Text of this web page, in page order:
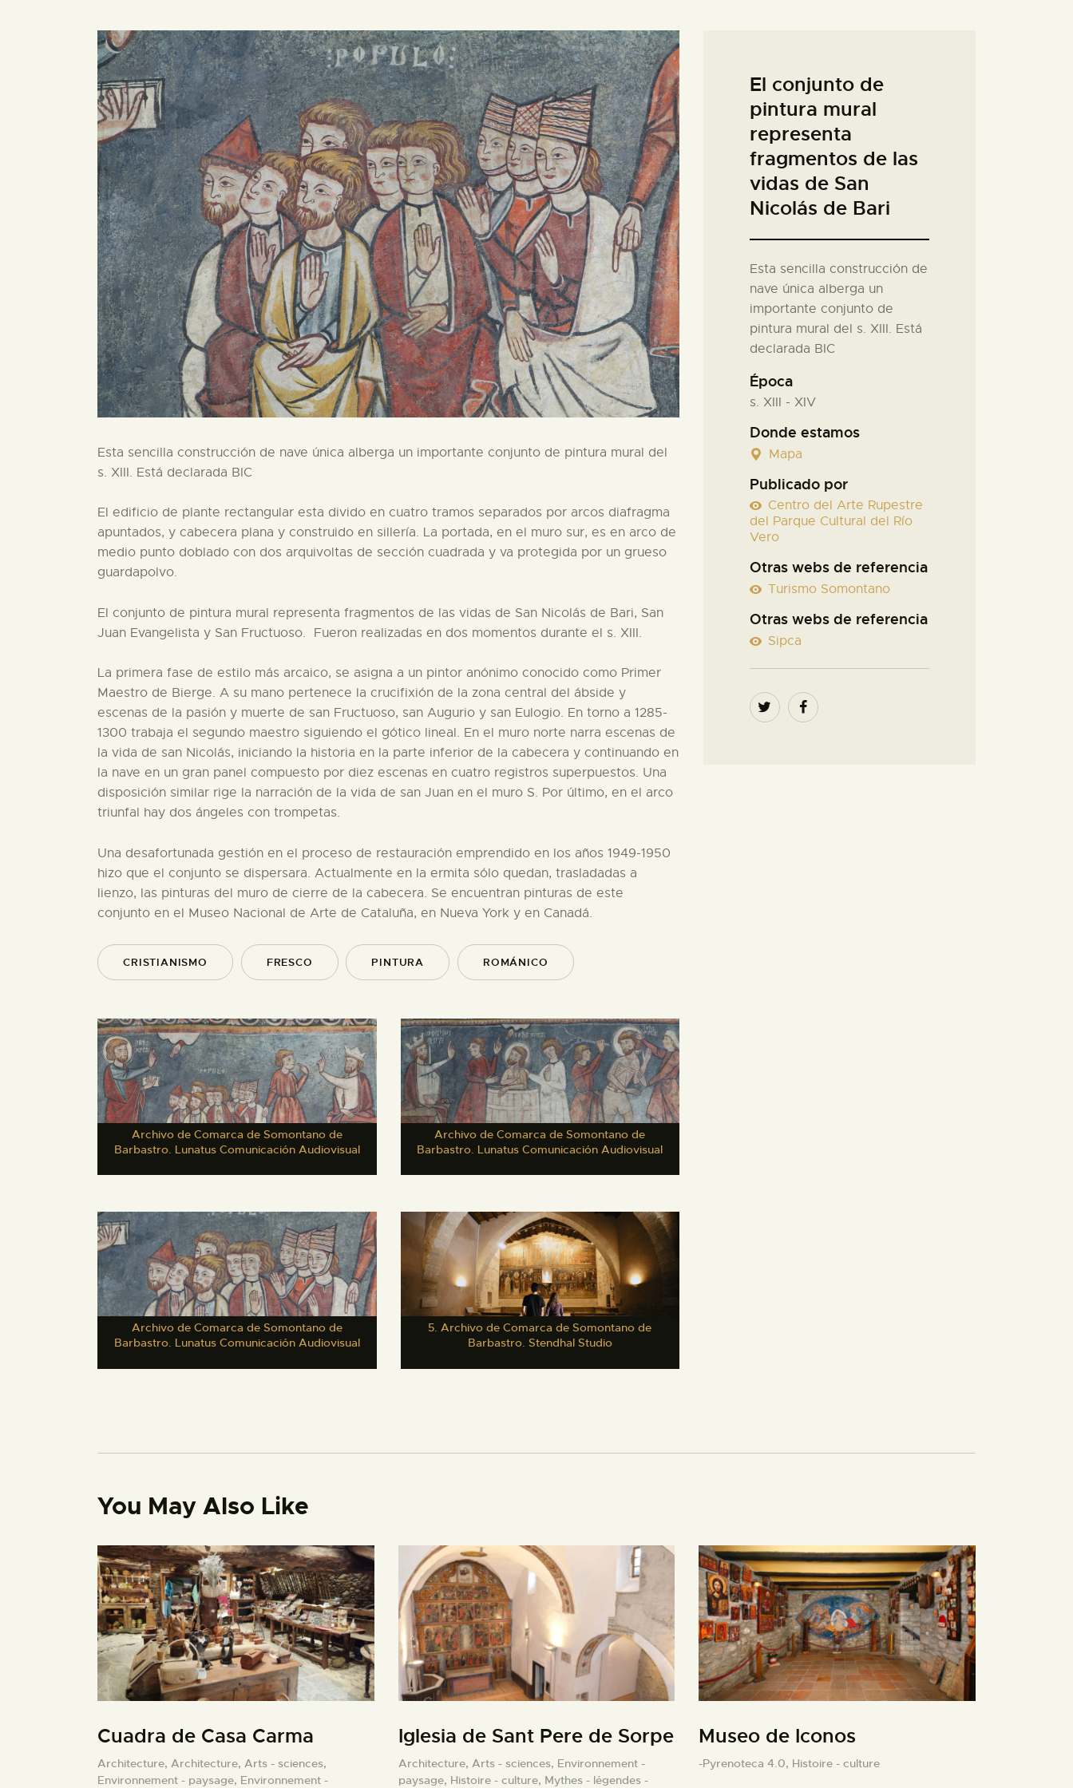
Esta sencilla construcción de nave única alberga un importante conjunto de pintura mural del
s. XIII. Está declarada BIC
El edificio de plante rectangular esta divido en cuatro tramos separados por arcos diafragma
apuntados, y cabecera plana y construido en sillería. La portada, en el muro sur, es en arco de
medio punto doblado con dos arquivoltas de sección cuadrada y va protegida por un grueso
guardapolvo.
El conjunto de pintura mural representa fragmentos de las vidas de San Nicolás de Bari, San
Juan Evangelista y San Fructuoso. Fueron realizadas en dos momentos durante el s. XIII.
La primera fase de estilo más arcaico, se asigna a un pintor anónimo conocido como Primer
Maestro de Bierge. A su mano pertenece la crucifixión de la zona central del ábside y
escenas de la pasión y muerte de san Fructuoso, san Augurio y san Eulogio. En torno a 1285-
1300 trabaja el segundo maestro siguiendo el gótico lineal. En el muro norte narra escenas de
la vida de san Nicolás, iniciando la historia en la parte inferior de la cabecera y continuando en
la nave en un gran panel compuesto por diez escenas en cuatro registros superpuestos. Una
disposición similar rige la narración de la vida de san Juan en el muro S. Por último, en el arco
triunfal hay dos ángeles con trompetas.
Una desafortunada gestión en el proceso de restauración emprendido en los años 1949-1950
hizo que el conjunto se dispersara. Actualmente en la ermita sólo quedan, trasladadas a
lienzo, las pinturas del muro de cierre de la cabecera. Se encuentran pinturas de este
conjunto en el Museo Nacional de Arte de Cataluña, en Nueva York y en Canadá.
CRISTIANISMO FRESCO PINTURA ROMÁNICO
Archivo de Comarca de Somontano de
Barbastro. Lunatus Comunicación Audiovisual
Archivo de Comarca de Somontano de
Barbastro. Lunatus Comunicación Audiovisual
Archivo de Comarca de Somontano de
Barbastro. Lunatus Comunicación Audiovisual
5. Archivo de Comarca de Somontano de
Barbastro. Stendhal Studio
El conjunto de
pintura mural
representa
fragmentos de las
vidas de San
Nicolás de Bari
Esta sencilla construcción de
nave única alberga un
importante conjunto de
pintura mural del s. XIII. Está
declarada BIC
Época
s. XIII - XIV
Donde estamos
Mapa
Publicado por
Centro del Arte Rupestre
del Parque Cultural del Río
Vero
Otras webs de referencia
Turismo Somontano
Otras webs de referencia
Sipca
You May Also Like
Cuadra de Casa Carma
Architecture, Architecture, Arts - sciences,
Environnement - paysage, Environnement -
Iglesia de Sant Pere de Sorpe
Architecture, Arts - sciences, Environnement -
paysage, Histoire - culture, Mythes - légendes -
Museo de Iconos
-Pyrenoteca 4.0, Histoire - culture